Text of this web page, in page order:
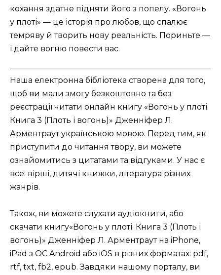
кохання здатне підняти його з попелу. «Вогонь
у плоті» — це історія про любов, що спалює
темряву й творить нову реальність. Пориньте —
і дайте вогню повести вас.
Наша електронна бібліотека створена для того,
щоб ви мали змогу безкоштовно та без
реєстрації читати онлайн книгу «Вогонь у плоті.
Книга 3 (Плоть і вогонь)» Дженніфер Л.
Арментраут українською мовою. Перед тим, як
приступити до читання твору, ви можете
ознайомитись з цитатами та відгуками. У нас є
все: вірші, дитячі книжки, література різних
жанрів.
Також, ви можете слухати аудіокниги, або
скачати книгу«Вогонь у плоті. Книга 3 (Плоть і
вогонь)» Дженніфер Л. Арментраут на iPhone,
iPad з ОС Android або iOS в різних форматах: pdf,
rtf, txt, fb2, epub. Завдяки нашому порталу, ви